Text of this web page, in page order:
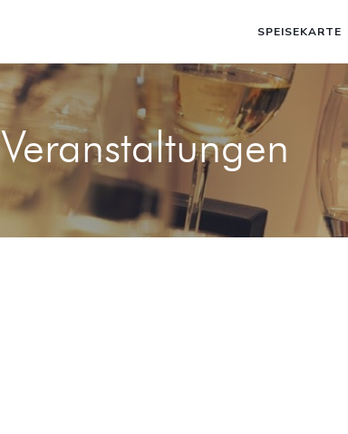
SPEISEKARTE
Veranstaltungen